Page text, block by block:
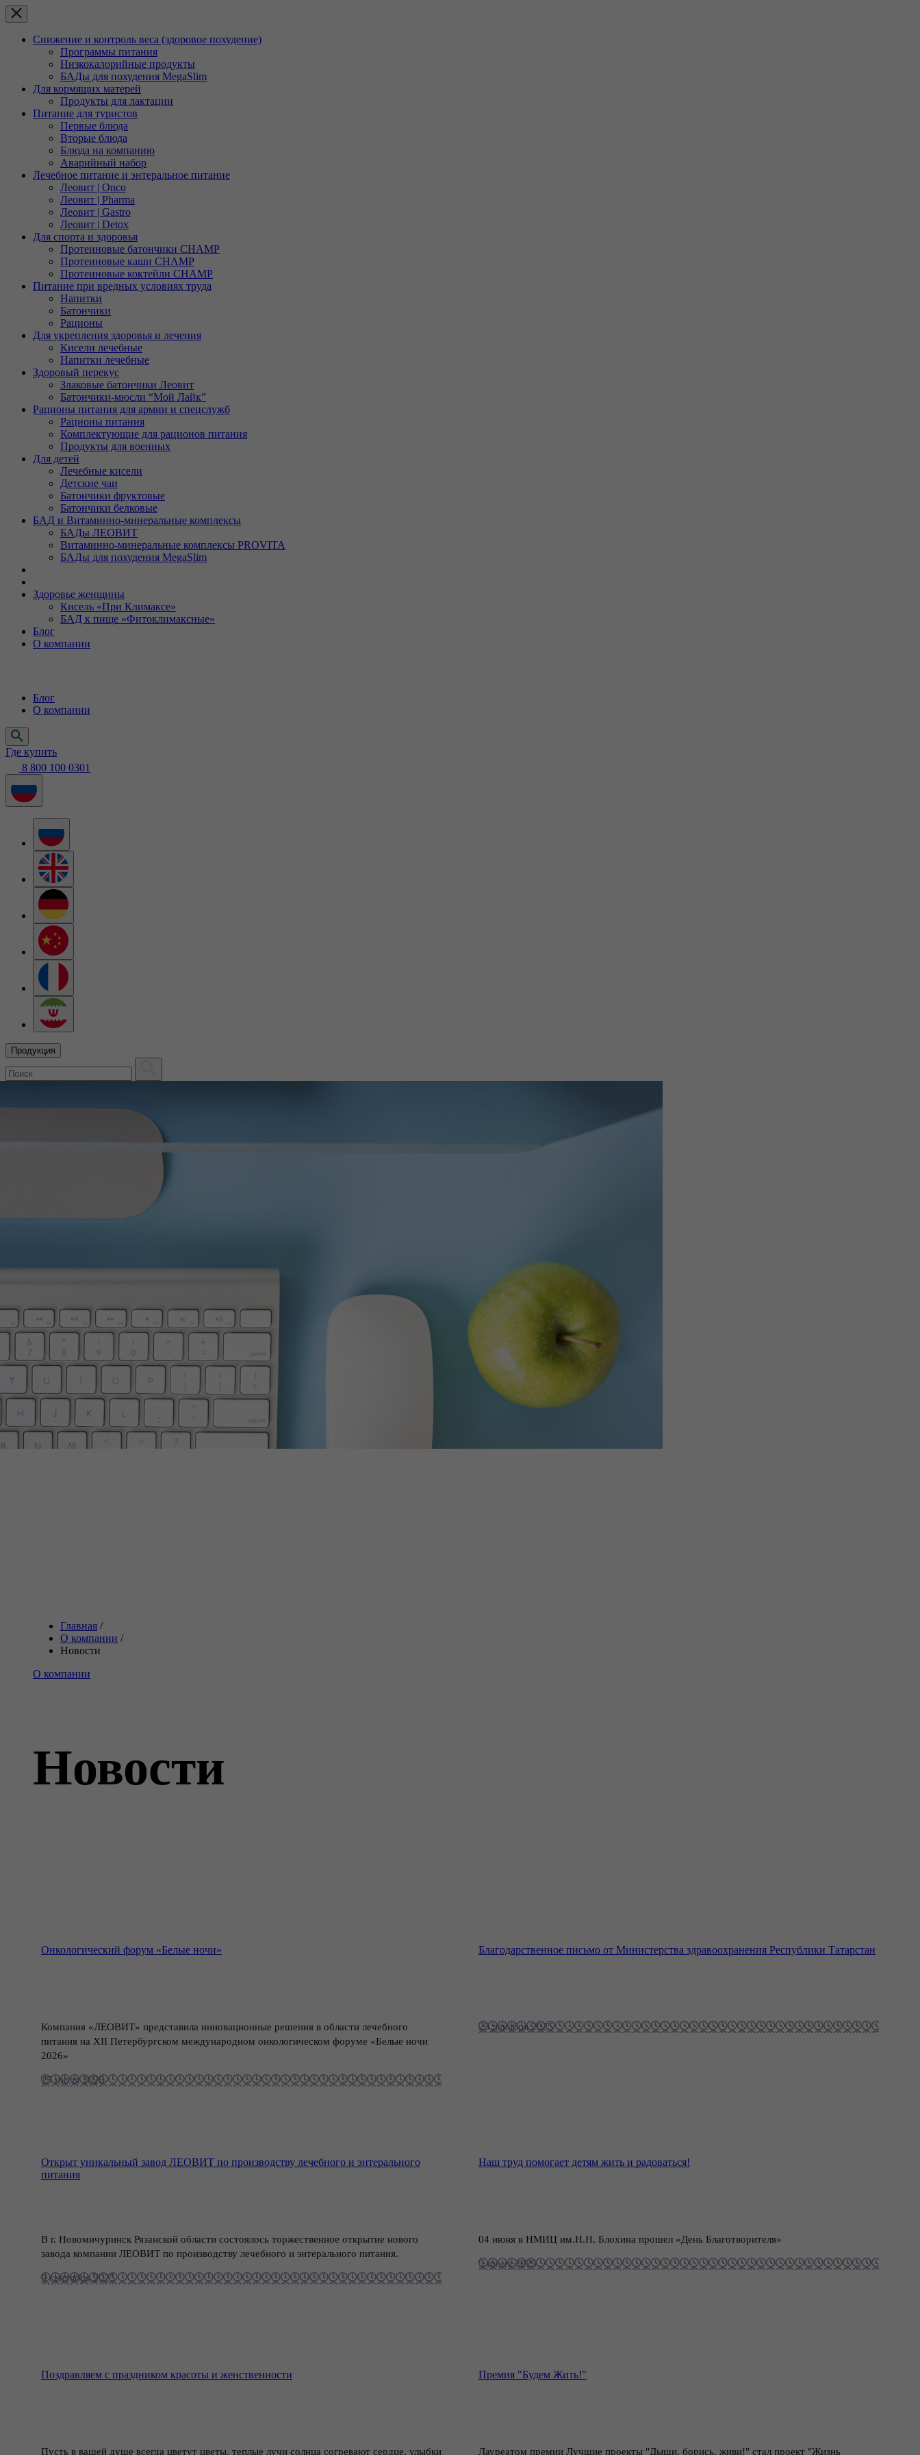
Снижение и контроль веса (здоровое похудение)
Программы питания
Низкокалорийные продукты
БАДы для похудения MegaSlim
Для кормящих матерей
Продукты для лактации
Питание для туристов
Первые блюда
Вторые блюда
Блюда на компанию
Аварийный набор
Лечебное питание и энтеральное питание
Леовит | Onco
Леовит | Pharma
Леовит | Gastro
Леовит | Detox
Для спорта и здоровья
Протеиновые батончики CHAMP
Протеиновые каши CHAMP
Протеиновые коктейли CHAMP
Питание при вредных условиях труда
Напитки
Батончики
Рационы
Для укрепления здоровья и лечения
Кисели лечебные
Напитки лечебные
Здоровый перекус
Злаковые батончики Леовит
Батончики-мюсли “Мой Лайк”
Рационы питания для армии и спецслужб
Рационы питания
Комплектующие для рационов питания
Продукты для военных
Для детей
Лечебные кисели
Детские чаи
Батончики фруктовые
Батончики белковые
БАД и Витаминно-минеральные комплексы
БАДы ЛЕОВИТ
Витаминно-минеральные комплексы PROVITA
БАДы для похудения MegaSlim
Здоровье женщины
Кисель «При Климаксе»
БАД к пище «Фитоклимаксные»
Блог
О компании
Блог
О компании
Где купить
8 800 100 0301
Продукция
Главная /
О компании /
Новости
О компании
Новости
Онкологический форум «Белые ночи»
Компания «ЛЕОВИТ» представила инновационные решения в области лечебного
питания на XII Петербургском международном онкологическом форуме «Белые ночи
2026»
15 июля 2026
Благодарственное письмо от Министерства здравоохранения Республики Татарстан
25 декабря 2025
Открыт уникальный завод ЛЕОВИТ по производству лечебного и энтерального
питания
В г. Новомичуринск Рязанской области состоялось торжественное открытие нового
завода компании ЛЕОВИТ по производству лечебного и энтерального питания.
9 сентября 2025
Наш труд помогает детям жить и радоваться!
04 июня в НМИЦ им.Н.Н. Блохина прошел «День Благотворителя»
5 июня 2025
Поздравляем с праздником красоты и женственности
Пусть в вашей душе всегда цветут цветы, теплые лучи солнца согревают сердце, улыбки
Премия "Будем Жить!"
Лауреатом премии Лучшие проекты "Дыши, борись, живи!" стал проект "Жизнь